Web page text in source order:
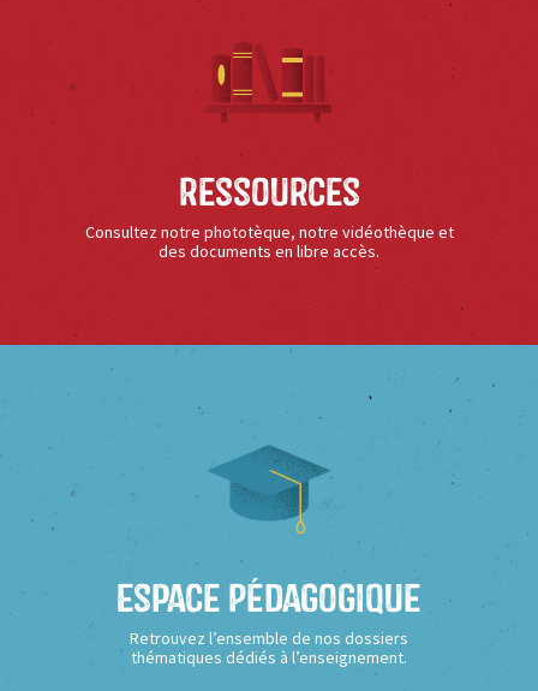
Ressources
Consultez notre phototèque, notre vidéothèque et
des documents en libre accès.
Espace Pédagogique
Retrouvez l’ensemble de nos dossiers
thématiques dédiés à l’enseignement.